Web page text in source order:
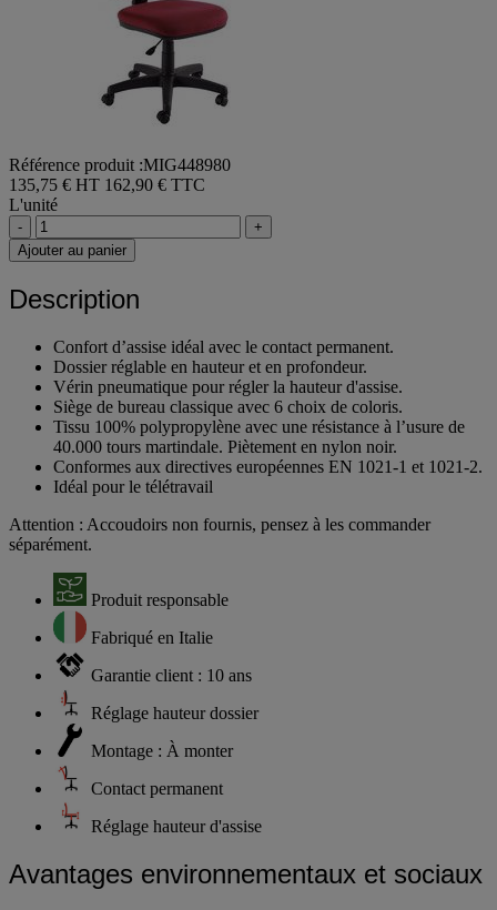
Référence produit :MIG448980
135,75 € HT 162,90 € TTC
L'unité
-
+
Ajouter au panier
Description
Confort d’assise idéal avec le contact permanent.
Dossier réglable en hauteur et en profondeur.
Vérin pneumatique pour régler la hauteur d'assise.
Siège de bureau classique avec 6 choix de coloris.
Tissu 100% polypropylène avec une résistance à l’usure de
40.000 tours martindale. Piètement en nylon noir.
Conformes aux directives européennes EN 1021-1 et 1021-2.
Idéal pour le télétravail
Attention : Accoudoirs non fournis, pensez à les commander
séparément.
Produit responsable
Fabriqué en Italie
Garantie client : 10 ans
Réglage hauteur dossier
Montage : À monter
Contact permanent
Réglage hauteur d'assise
Avantages environnementaux et sociaux